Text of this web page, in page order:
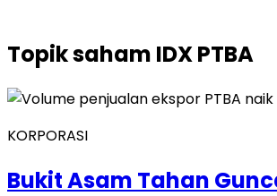
Topiksaham IDX PTBA
KORPORASI
Bukit Asam Tahan